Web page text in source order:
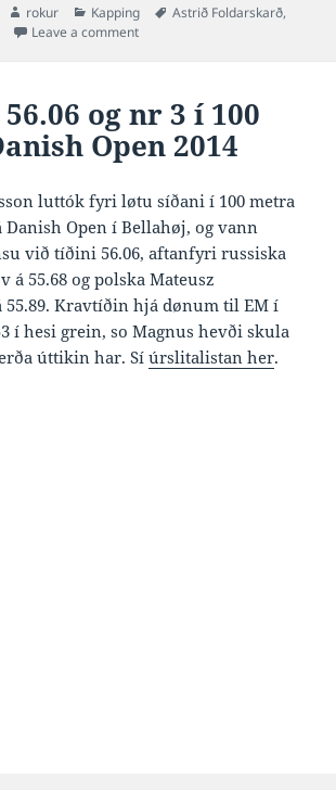
Author
rokur Categories
Kapping Tags
Astrið Foldarskarð,
Leave a commenton Astrið 28.57 og víðari til
og nr 3 í 100
Open 2014
luttók fyri løtu síðani í 100 metra
Open í Bellahøj, og vann
við tíðini 56.06, aftanfyri russiska
á 55.68 og polska Mateusz
55.89. Kravtíðin hjá dønum til EM í
í hesi grein, so Magnus hevði skula
úttikin har. Síúrslitalistan her.